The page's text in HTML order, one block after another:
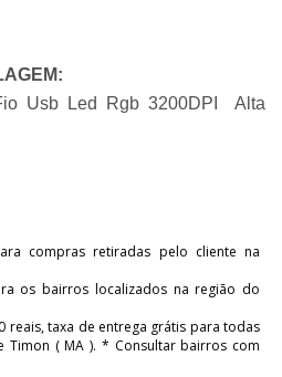
Usb Led Rgb 3200DPI  Alta
compras retiradas pelo cliente na
os bairros localizados na região do
reais, taxa de entrega grátis para todas
Timon ( MA ). * Consultar bairros com